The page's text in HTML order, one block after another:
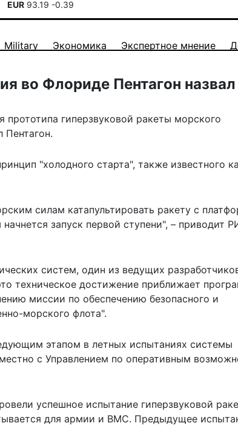
EUR 93.19 -0.39
Military Экономика Экспертное мнение
во Флориде Пентагон назвал
гиперзвуковой ракеты морского
Пентагон.
"холодного старта", также известного
силам катапультировать ракету с
запуск первой ступени", – приводит
систем, один из ведущих
техническое достижение приближает
миссии по обеспечению безопасного и
морского флота".
этапом в летных испытаниях системы
с Управлением по оперативным
успешное испытание гиперзвуковой
для армии и ВМС. Предыдущее